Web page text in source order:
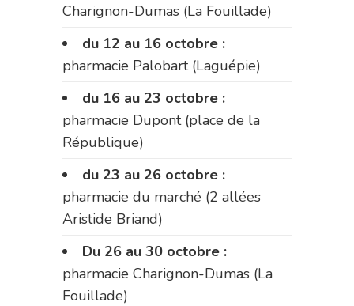
Charignon-Dumas (La Fouillade)
du 12 au 16 octobre :
pharmacie Palobart (Laguépie)
du 16 au 23 octobre :
pharmacie Dupont (place de la
République)
du 23 au 26 octobre :
pharmacie du marché (2 allées
Aristide Briand)
Du 26 au 30 octobre :
pharmacie Charignon-Dumas (La
Fouillade)